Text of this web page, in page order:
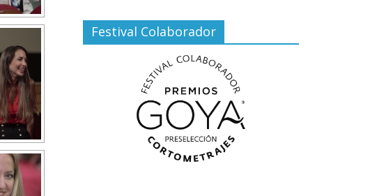
Festival Colaborador